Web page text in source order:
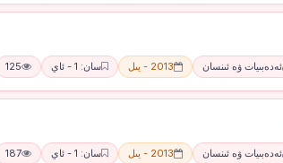
ئەدەبىيات ۋە ئىنسان 2013 - يىل سان: 1 - ئاي 125
ئەدەبىيات ۋە ئىنسان 2013 - يىل سان: 1 - ئاي 187